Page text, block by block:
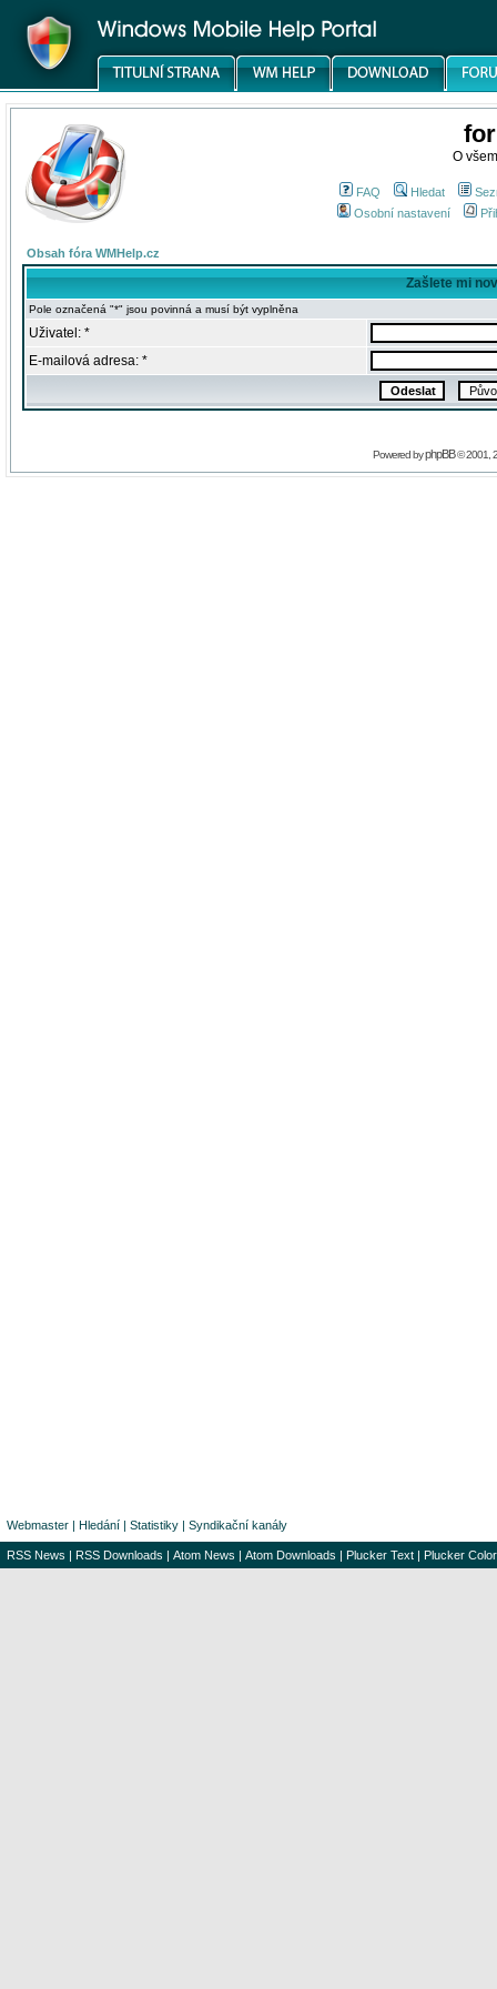
O
FAQ Hledat
Osobní nastavení
Obsah fóra WMHelp.cz
Zašlete mi
Pole označená "*" jsou povinná a musí být vyplněna
Uživatel: *
E-mailová adresa: *
Powered byphpBB© 2001,
Webmaster | Hledání | Statistiky | Syndikační kanály
RSS News | RSS Downloads | Atom News | Atom Downloads | Plucker Text | Plucker Color